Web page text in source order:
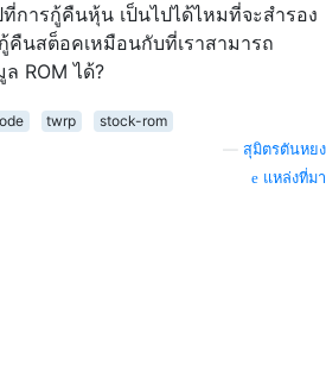
ที่การกู้คืนหุ้น เป็นไปได้ไหมที่จะสำรอง
คืนสต็อคเหมือนกับที่เราสามารถ
ROM ได้?
twrp
stock-rom
สุมิตรตันหยง
แหล่งที่มา